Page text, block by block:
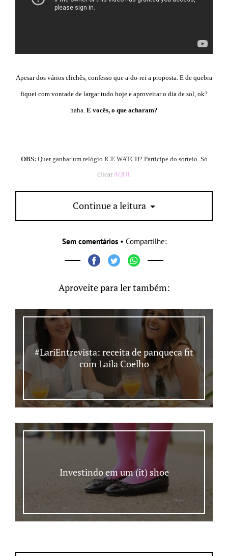
Apesar dos vários clichês, confesso que a-do-rei a proposta. E de quebra
fiquei com vontade de largar tudo hoje e aproveitar o dia de sol, ok?
haha. E vocês, o que acharam?
OBS: Quer ganhar um relógio ICE WATCH? Participe do sorteio. Só
clicarAQUI
Continue a leitura
Sem comentários• Compartilhe:
Aproveite para ler também:
#LariEntrevista: receita de panqueca fit
com Laila Coelho
Investindo em um (it) shoe